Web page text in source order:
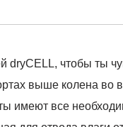
dryCELL, чтобы ты
выше колена во
имеют все